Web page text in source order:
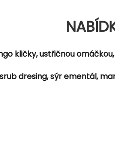
kličky, ustřičnou
dresing, sýr ementál,